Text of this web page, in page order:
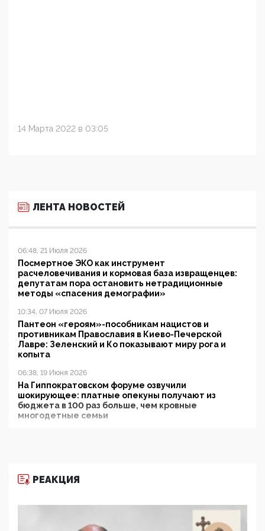
14 Марта 2022 в 03:05
ЛЕНТА НОВОСТЕЙ
06:48, 21 Июля 2026
Посмертное ЭКО как инструмент
расчеловечивания и кормовая база извращенцев:
депутатам пора остановить нетрадиционные
методы «спасения демографии»
10:34, 07 Июля 2026
Пантеон «героям»-пособникам нацистов и
противникам Православия в Киево-Печерской
Лавре: Зеленский и Ко показывают миру рога и
копыта
06:38, 19 Июня 2026
На Гиппократовском форуме озвучили
шокирующее: платные опекуны получают из
бюджета в 100 раз больше, чем кровные
многодетные семьи
11:53, 09 Июня 2026
деятельность ИИТО ЮНЕСКО в России, но
цифроглобалисты продолжают определять
повестку в образовании
РЕАКЦИЯ